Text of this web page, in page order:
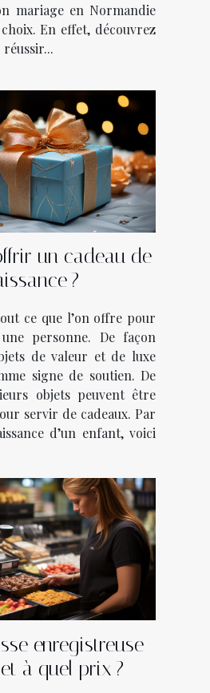
mariage en Normandie
En effet, découvrez
un cadeau de
?
ce que l’on offre pour
personne. De façon
de valeur et de luxe
signe de soutien. De
objets peuvent être
servir de cadeaux. Par
d’un enfant, voici
enregistreuse
à quel prix ?